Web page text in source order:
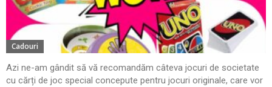
Cadouri
Azi ne-am gândit să vă recomandăm câteva jocuri de societate
cu cărți de joc special concepute pentru jocuri originale, care vor